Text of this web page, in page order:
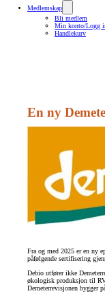
Medlemskap
Bli medlem
Min konto/Logg
Handlekurv
En ny
Fra og med 2025 er en ny
påfølgende sertifisering
Debio utfører ikke
økologisk produksjon til
Demeterrevisjonen bygger